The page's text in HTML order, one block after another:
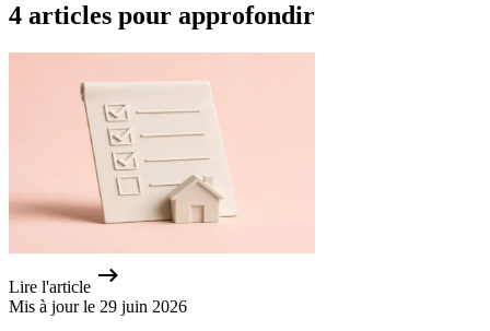
4 articles pour approfondir
Lire l'article
Mis à jour le 29 juin 2026